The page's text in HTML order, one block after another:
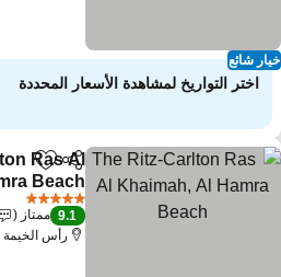
شائع
اختر التواريخ لمشاهدة الأسعار المحددة
مشاركة
Ras Al
Beach
9.1 ممتاز
رأس الخيمة